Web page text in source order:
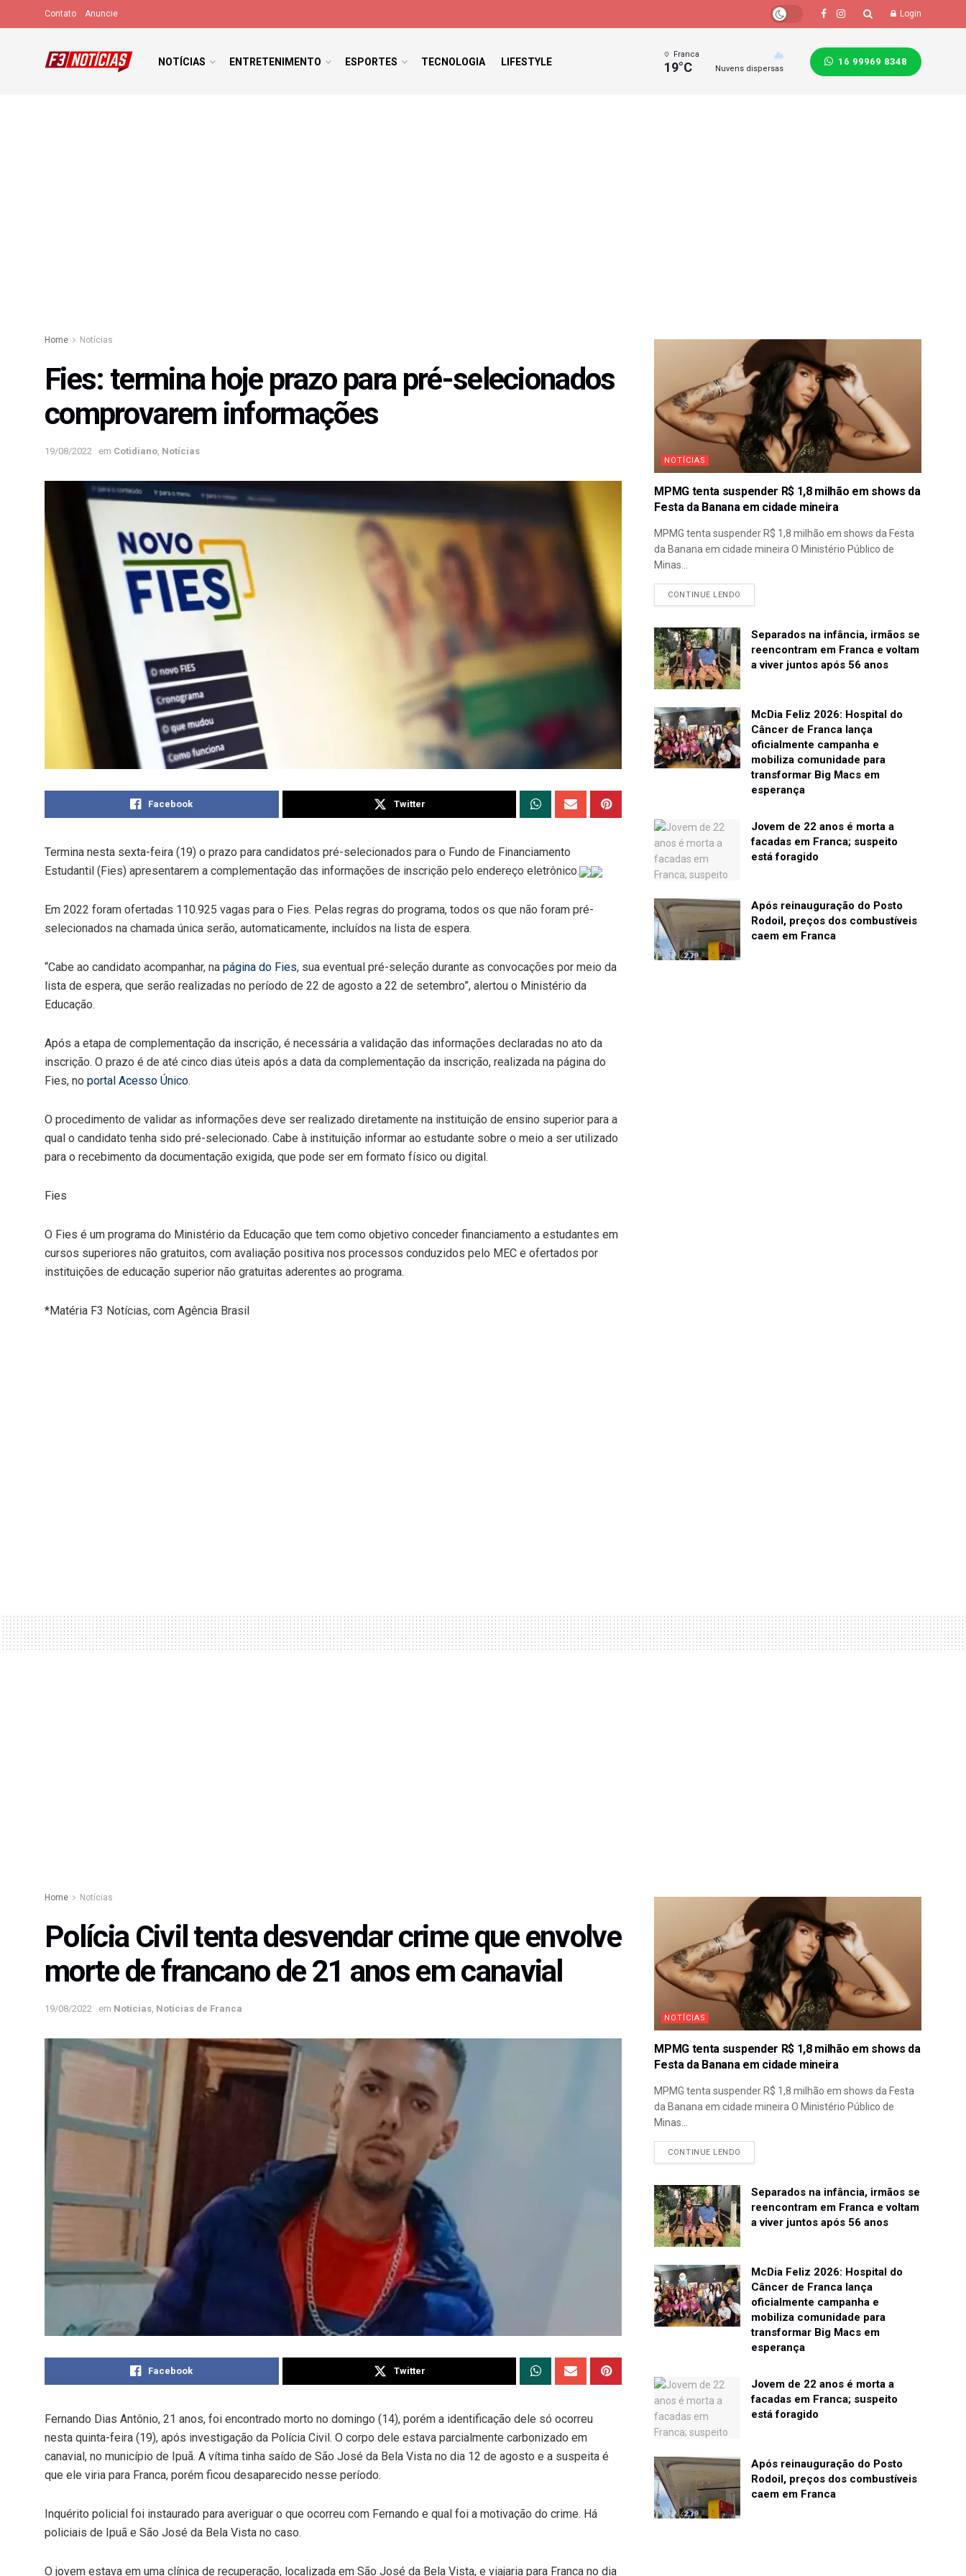
Contato Anuncie Login
NOTÍCIAS ENTRETENIMENTO ESPORTES TECNOLOGIA LIFESTYLE
Franca
19°C Nuvens dispersas
16 99969 8348
Home Notícias
Fies: termina hoje prazo para pré-selecionados
comprovarem informações
19/08/2022 em Cotidiano Notícias
Facebook Twitter
Termina nesta sexta-feira (19) o prazo para candidatos pré-selecionados para o Fundo de Financiamento
Estudantil (Fies) apresentarem a complementação das informações de inscrição pelo endereço eletrônico.
Em 2022 foram ofertadas 110.925 vagas para o Fies. Pelas regras do programa, todos os que não foram pré-
selecionados na chamada única serão, automaticamente, incluídos na lista de espera.
“Cabe ao candidato acompanhar, na página do Fies, sua eventual pré-seleção durante as convocações por meio da
lista de espera, que serão realizadas no período de 22 de agosto a 22 de setembro”, alertou o Ministério da
Educação.
Após a etapa de complementação da inscrição, é necessária a validação das informações declaradas no ato da
inscrição. O prazo é de até cinco dias úteis após a data da complementação da inscrição, realizada na página do
Fies, no portal Acesso Único.
O procedimento de validar as informações deve ser realizado diretamente na instituição de ensino superior para a
qual o candidato tenha sido pré-selecionado. Cabe à instituição informar ao estudante sobre o meio a ser utilizado
para o recebimento da documentação exigida, que pode ser em formato físico ou digital.
Fies
O Fies é um programa do Ministério da Educação que tem como objetivo conceder financiamento a estudantes em
cursos superiores não gratuitos, com avaliação positiva nos processos conduzidos pelo MEC e ofertados por
instituições de educação superior não gratuitas aderentes ao programa.
*Matéria F3 Notícias, com Agência Brasil
NOTÍCIAS
MPMG tenta suspender R$ 1,8 milhão em shows da
Festa da Banana em cidade mineira
MPMG tenta suspender R$ 1,8 milhão em shows da Festa
da Banana em cidade mineira O Ministério Público de
Minas...
CONTINUE LENDO
Separados na infância, irmãos se
reencontram em Franca e voltam
a viver juntos após 56 anos
McDia Feliz 2026: Hospital do
Câncer de Franca lança
oficialmente campanha e
mobiliza comunidade para
transformar Big Macs em
esperança
Jovem de 22 anos é morta a
facadas em Franca; suspeito
está foragido
Após reinauguração do Posto
Rodoil, preços dos combustíveis
caem em Franca
Home Notícias
Polícia Civil tenta desvendar crime que envolve
morte de francano de 21 anos em canavial
19/08/2022 em Notícias, Notícias de Franca
Facebook Twitter
Fernando Dias Antônio, 21 anos, foi encontrado morto no domingo (14), porém a identificação dele só ocorreu
nesta quinta-feira (19), após investigação da Polícia Civil. O corpo dele estava parcialmente carbonizado em
canavial, no município de Ipuã. A vítima tinha saído de São José da Bela Vista no dia 12 de agosto e a suspeita é
que ele viria para Franca, porém ficou desaparecido nesse período.
Inquérito policial foi instaurado para averiguar o que ocorreu com Fernando e qual foi a motivação do crime. Há
policiais de Ipuã e São José da Bela Vista no caso.
O jovem estava em uma clínica de recuperação, localizada em São José da Bela Vista, e viajaria para Franca no dia
NOTÍCIAS
MPMG tenta suspender R$ 1,8 milhão em shows da
Festa da Banana em cidade mineira
MPMG tenta suspender R$ 1,8 milhão em shows da Festa
da Banana em cidade mineira O Ministério Público de
Minas...
CONTINUE LENDO
Separados na infância, irmãos se
reencontram em Franca e voltam
a viver juntos após 56 anos
McDia Feliz 2026: Hospital do
Câncer de Franca lança
oficialmente campanha e
mobiliza comunidade para
transformar Big Macs em
esperança
Jovem de 22 anos é morta a
facadas em Franca; suspeito
está foragido
Após reinauguração do Posto
Rodoil, preços dos combustíveis
caem em Franca